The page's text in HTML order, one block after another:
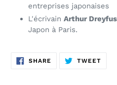
entreprises japonaises
L'écrivain Arthur Dreyfus
Japon à Paris.
SHARE SHARE
ON
TWEET